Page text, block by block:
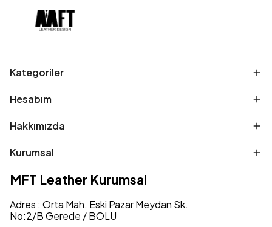
Kategoriler
Hesabım
Hakkımızda
Kurumsal
MFT Leather Kurumsal
Adres : Orta Mah. Eski Pazar Meydan Sk.
No:2/B Gerede / BOLU